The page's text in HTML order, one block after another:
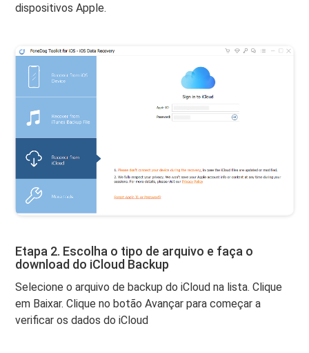
dispositivos Apple.
Etapa 2. Escolha o tipo de arquivo e faça o
download do iCloud Backup
Selecione o arquivo de backup do iCloud na lista. Clique
em Baixar. Clique no botão Avançar para começar a
verificar os dados do iCloud